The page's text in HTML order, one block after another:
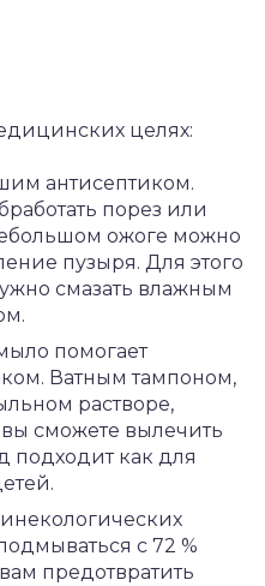
целях:
антисептиком.
порез или
ожоге можно
пузыря. Для этого
смазать влажным
помогает
Ватным тампоном,
растворе,
вы сможете вылечить
подходит как для
с 72 %
предотвратить